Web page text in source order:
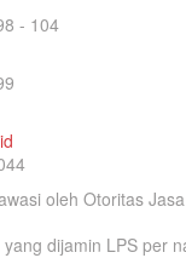
- 104
oleh Otoritas
dijamin LPS per